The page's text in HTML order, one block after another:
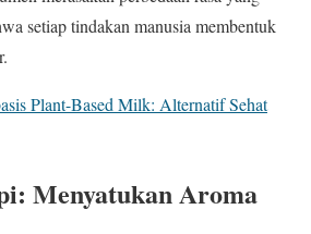
setiap tindakan manusia membentuk
Plant-Based Milk: Alternatif Sehat
Menyatukan Aroma